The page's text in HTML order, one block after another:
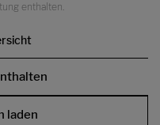
enthalten.
laden